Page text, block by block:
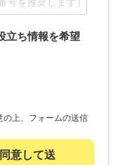
立ち情報を希望
の上、フォームの送信
意して送